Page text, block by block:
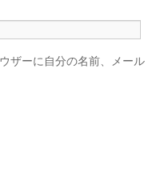
ザーに自分の名前、メール